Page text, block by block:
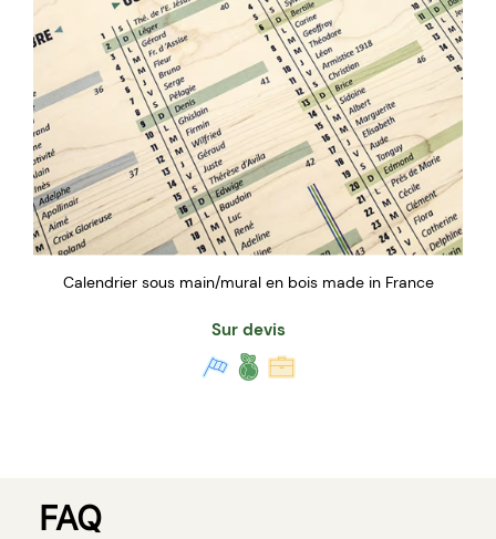
Calendrier sous main/mural en bois made in France
Sur devis
FAQ